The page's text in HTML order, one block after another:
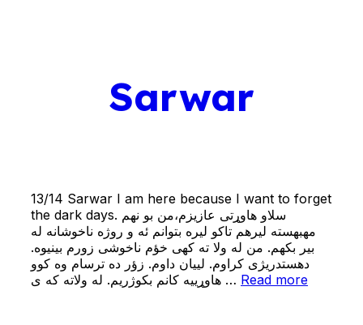
Sarwar
13/14 Sarwar I am here because I want to forget
the dark days. سلاو هاوړتی عازیزم،من بو نهم
مهبهسته ليرهم تاكو ليره بتوانم ئه و روژه ناخوشانه له
بیر بکهم. من له ولا ته کهی خؤم ناخوشی زورم بینیوه.
دهستدریژی کراوم. لییان داوم. زؤر ده ترسام وه کوو
هاوړییه کانم بکوژریم. له ولاته که ی … Read more